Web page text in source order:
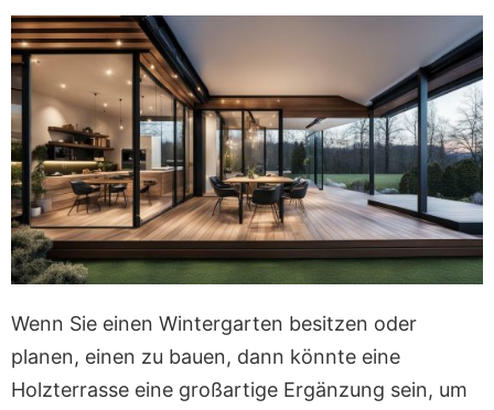
Wenn Sie einen Wintergarten besitzen oder
planen, einen zu bauen, dann könnte eine
Holzterrasse eine großartige Ergänzung sein, um